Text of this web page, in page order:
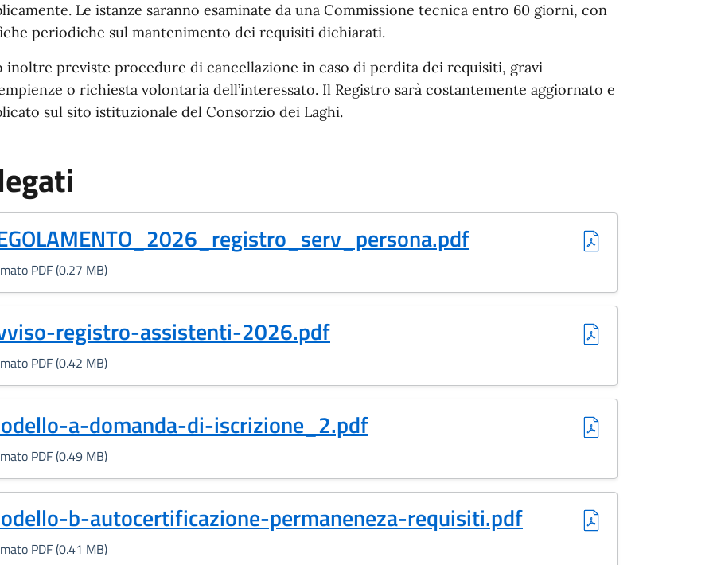
Le istanze saranno esaminate da una Commissione tecnica entro 60 giorni, con
periodiche sul mantenimento dei requisiti dichiarati.
inoltre previste procedure di cancellazione in caso di perdita dei requisiti, gravi
o richiesta volontaria dell’interessato. Il Registro sarà costantemente aggiornato e
sul sito istituzionale del Consorzio dei Laghi.
PDF, 0.27 MB)
PDF (0.27 MB)
registro-assistenti-2026.pdf
PDF, 0.42 MB)
PDF (0.42 MB)
a-domanda-di-iscrizione_2.pdf
PDF, 0.49 MB)
PDF (0.49 MB)
b-autocertificazione-permaneneza-requisiti.pdf
PDF, 0.41 MB)
PDF (0.41 MB)